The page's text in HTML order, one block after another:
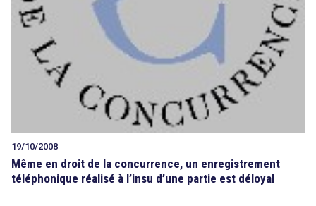
19/10/2008
Même en droit de la concurrence, un enregistrement
téléphonique réalisé à l’insu d’une partie est déloyal